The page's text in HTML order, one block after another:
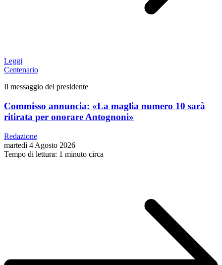
Leggi
Centenario
Il messaggio del presidente
Commisso annuncia: «La maglia numero 10 sarà
ritirata per onorare Antognoni»
Redazione
martedì 4 Agosto 2026
Tempo di lettura: 1 minuto circa